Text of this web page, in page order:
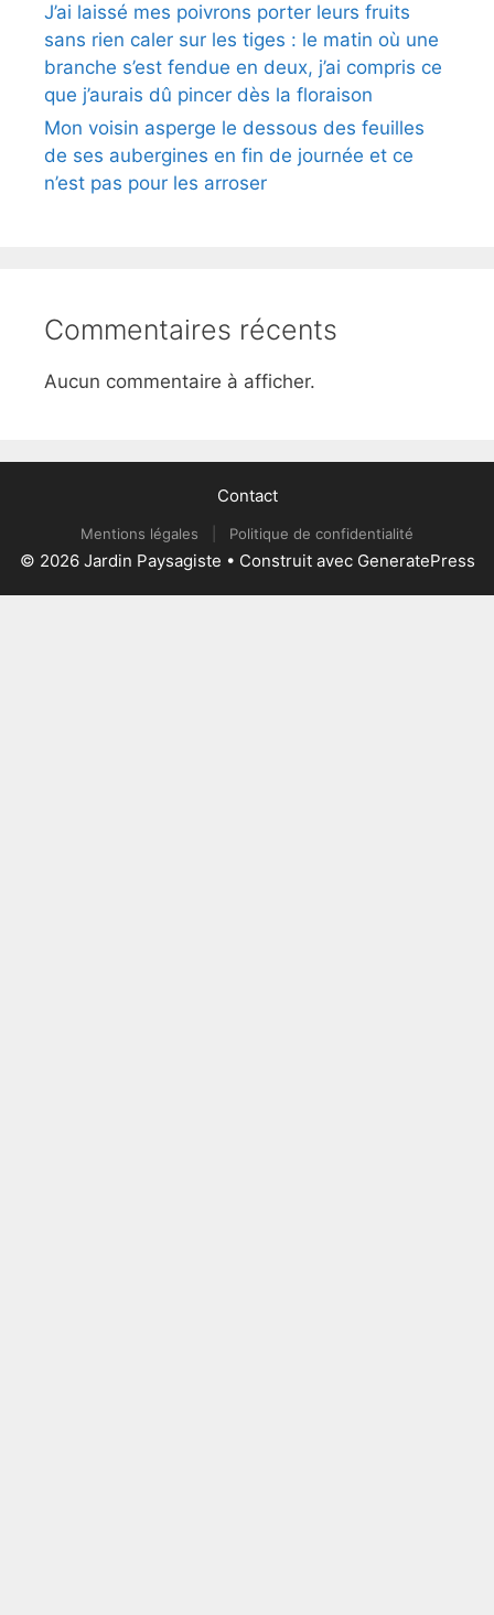
J’ai laissé mes poivrons porter leurs fruits
sans rien caler sur les tiges : le matin où une
branche s’est fendue en deux, j’ai compris ce
que j’aurais dû pincer dès la floraison
Mon voisin asperge le dessous des feuilles
de ses aubergines en fin de journée et ce
n’est pas pour les arroser
Commentaires récents
Aucun commentaire à afficher.
Contact
Mentions légales Politique de confidentialité
© 2026 Jardin Paysagiste • Construit avec GeneratePress